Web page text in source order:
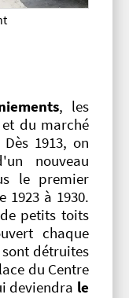
, les
du marché
1913, on
nouveau
le premier
1923 à 1930.
petits toits
chaque
détruites
du Centre
deviendra le